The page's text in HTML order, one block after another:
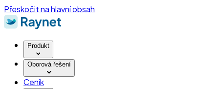
Přeskočit na hlavní obsah
Produkt
Oborová řešení
Ceník